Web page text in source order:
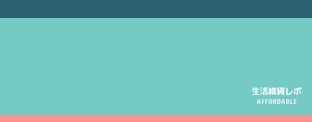
生活雑貨レポ
AFFORDABLE